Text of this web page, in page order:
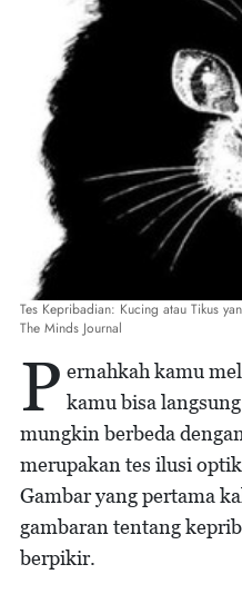
Tes Kepribadian: Kucing atau Tikus
The Minds Journal
P ernahkah kamu
kamu bisa
mungkin berbeda
merupakan tes ilusi
Gambar yang pertama
gambaran tentang
berpikir.